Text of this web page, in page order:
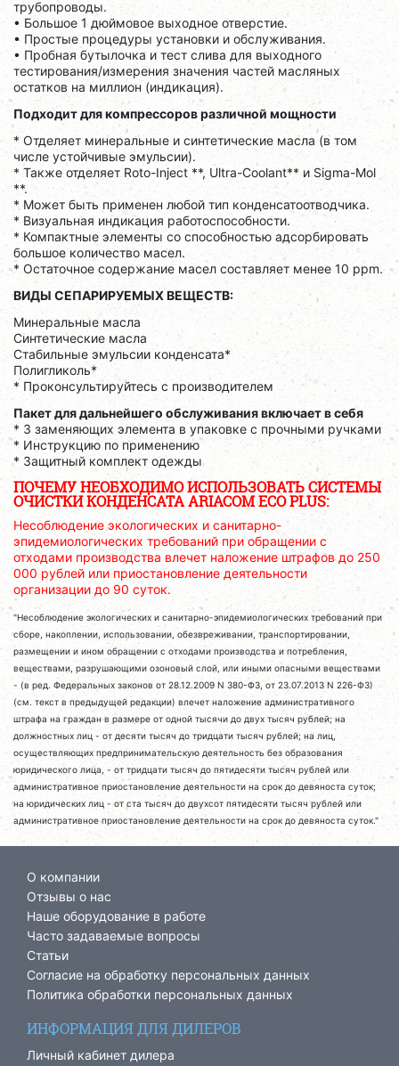
трубопроводы.
• Большое 1 дюймовое выходное отверстие.
• Простые процедуры установки и обслуживания.
• Пробная бутылочка и тест слива для выходного
тестирования/измерения значения частей масляных
остатков на миллион (индикация).
Подходит для компрессоров различной мощности
* Отделяет минеральные и синтетические масла (в том
числе устойчивые эмульсии).
* Также отделяет Roto-Inject **, Ultra-Coolant** и Sigma-Моl
**.
* Может быть применен любой тип конденсатоотводчика.
* Визуальная индикация работоспособности.
* Компактные элементы со способностью адсорбировать
большое количество масел.
* Остаточное содержание масел составляет менее 10 ppm.
ВИДЫ СЕПАРИРУЕМЫХ ВЕЩЕСТВ:
Минеральные масла
Синтетические масла
Стабильные эмульсии конденсата*
Полигликоль*
* Проконсультируйтесь с производителем
Пакет для дальнейшего обслуживания включает в себя
* 3 заменяющих элемента в упаковке с прочными ручками
* Инструкцию по применению
* Защитный комплект одежды
ПОЧЕМУ НЕОБХОДИМО ИСПОЛЬЗОВАТЬ СИСТЕМЫ
ОЧИСТКИ КОНДЕНСАТА ARIACOM ECO PLUS:
Несоблюдение экологических и санитарно-
эпидемиологических требований при обращении с
отходами производства влечет наложение штрафов до 250
000 рублей или приостановление деятельности
организации до 90 суток.
"Несоблюдение экологических и санитарно-эпидемиологических требований при
сборе, накоплении, использовании, обезвреживании, транспортировании,
размещении и ином обращении с отходами производства и потребления,
веществами, разрушающими озоновый слой, или иными опасными веществами
- (в ред. Федеральных законов от 28.12.2009 N 380-ФЗ, от 23.07.2013 N 226-ФЗ)
(см. текст в предыдущей редакции) влечет наложение административного
штрафа на граждан в размере от одной тысячи до двух тысяч рублей; на
должностных лиц - от десяти тысяч до тридцати тысяч рублей; на лиц,
осуществляющих предпринимательскую деятельность без образования
юридического лица, - от тридцати тысяч до пятидесяти тысяч рублей или
административное приостановление деятельности на срок до девяноста суток;
на юридических лиц - от ста тысяч до двухсот пятидесяти тысяч рублей или
административное приостановление деятельности на срок до девяноста суток."
О компании
Отзывы о нас
Наше оборудование в работе
Часто задаваемые вопросы
Статьи
Согласие на обработку персональных данных
Политика обработки персональных данных
ИНФОРМАЦИЯ ДЛЯ ДИЛЕРОВ
Личный кабинет дилера